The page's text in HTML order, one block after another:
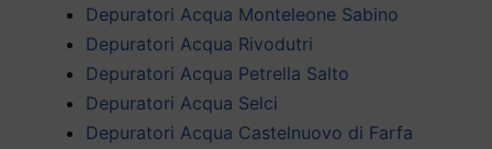
Depuratori Acqua Monteleone Sabino
Depuratori Acqua Rivodutri
Depuratori Acqua Petrella Salto
Depuratori Acqua Selci
Depuratori Acqua Castelnuovo di Farfa